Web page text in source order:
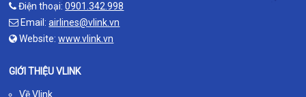
Điện thoại:0901.342.998
Email:airlines@vlink.vn
Website:www.vlink.vn
GIỚI THIỆU VLINK
Về Vlink